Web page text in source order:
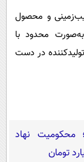
و محصول
محدود با
در دست
محکومیت نهاد